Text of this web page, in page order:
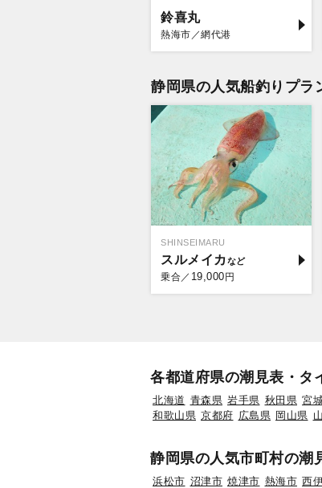
鈴喜丸
熱海市／網代港
静岡県の人気船釣りプラ
SHINSEIMARU
スルメイカ
乗合／ 19,000 円
各都道府県の潮見表・タ
北海道 青森県 岩手県 秋田県 宮
和歌山県 京都府 広島県 岡山県
静岡県の人気市町村の潮
浜松市 沼津市 焼津市 熱海市 西